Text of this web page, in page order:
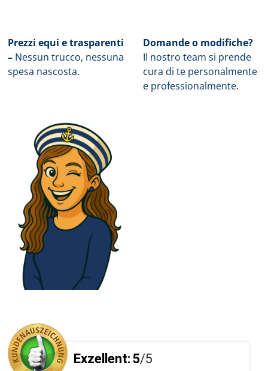
Prezzi equi e trasparenti
– Nessun trucco, nessuna
spesa nascosta.
Domande o modifiche?
Il nostro team si prende
cura di te personalmente
e professionalmente.
Exzellent:5/5